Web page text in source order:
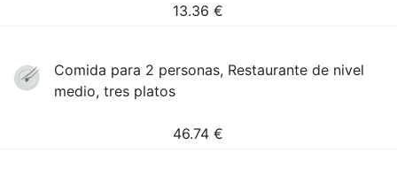
13.36 €
Comida para 2 personas, Restaurante de nivel
medio, tres platos
46.74 €